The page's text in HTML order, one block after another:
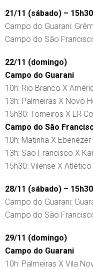
21/11 (sábado) – 15h30
Campo do Guarani:
Campo do São
22/11 (domingo)
Campo do Guarani
10h: Rio Branco X
13h: Palmeiras X Novo
15h30: Torneiros X LR
Campo do São
10h: Matinha X Ebenézer
13h: São Francisco X
15h30: Vilense X Atlético
28/11 (sábado) – 15h30
Campo do Guarani:
Campo do São
29/11 (domingo)
Campo do Guarani
10h: Palmeiras X Vila